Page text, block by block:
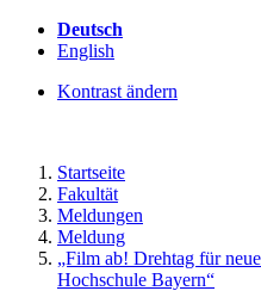
Deutsch
English
Kontrast ändern
Startseite
Fakultät
Meldungen
Meldung
„Film ab! Drehtag für
Hochschule Bayern“